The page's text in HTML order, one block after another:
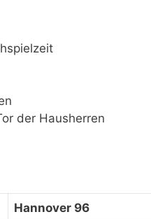
der Hausherren
Hannover 96